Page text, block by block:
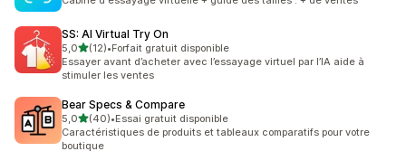
SS: AI Virtual Try On
5,0étoile(s) sur 5
(12)
12 avis au total
•Forfait gratuit disponible
Essayer avant d’acheter avec l’essayage virtuel par l’IA aide à
stimuler les ventes
Bear Specs & Compare
5,0étoile(s) sur 5
(40)
40 avis au total
•Essai gratuit disponible
Caractéristiques de produits et tableaux comparatifs pour votre
boutique